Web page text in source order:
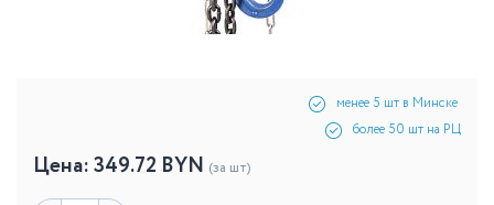
менее 5 шт в Минске
более 50 шт на РЦ
Цена:349.72 BYN (за шт)